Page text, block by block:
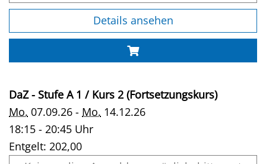
Details ansehen
DaZ - Stufe A 1 / Kurs 2 (Fortsetzungskurs)
Mo. 07.09.26 - Mo. 14.12.26
18:15 - 20:45 Uhr
Entgelt: 202,00